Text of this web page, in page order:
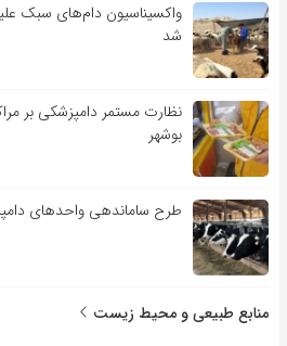
واکسیناسیون دام‌های سبک
شد
نظارت مستمر دامپزشکی بر
بوشهر
طرح ساماندهی واحدهای
منابع طبیعی و محیط زیست